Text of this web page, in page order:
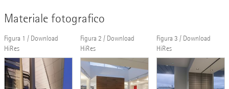
Materiale fotografico
Figura 1 / Download
HiRes
Figura 2 / Download
HiRes
Figura 3 / Download
HiRes